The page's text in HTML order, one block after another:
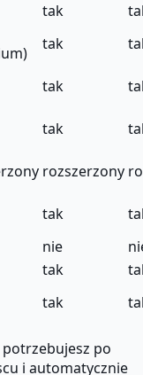
tak
tak
tak
tak
rozszerzony
tak
nie
tak
tak
po
i automatycznie